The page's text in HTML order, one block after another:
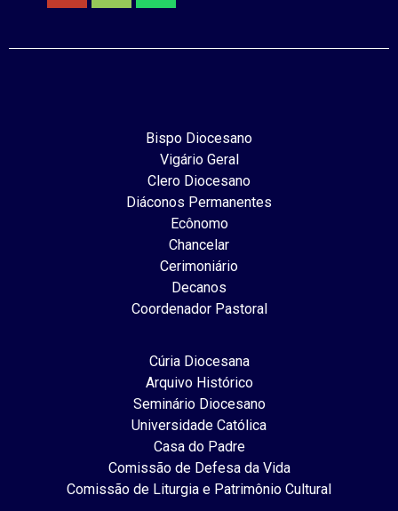
Bispo Diocesano
Vigário Geral
Clero Diocesano
Diáconos Permanentes
Ecônomo
Chancelar
Cerimoniário
Decanos
Coordenador Pastoral
Cúria Diocesana
Arquivo Histórico
Seminário Diocesano
Universidade Católica
Casa do Padre
Comissão de Defesa da Vida
Comissão de Liturgia e Patrimônio Cultural